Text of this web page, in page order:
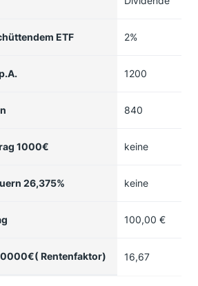
ETF 2%
1200
840
1000€ keine
26,375% keine
100,00 €
Rentenfaktor) 16,67